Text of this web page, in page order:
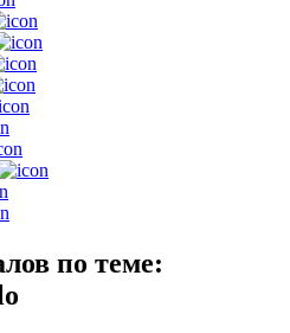
по теме: